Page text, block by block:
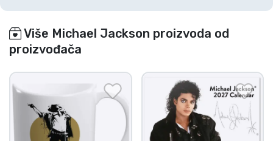
Više Michael Jackson proizvoda od
proizvođača